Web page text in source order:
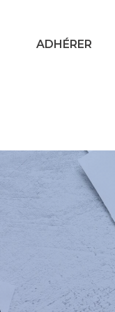
ADHÉRER